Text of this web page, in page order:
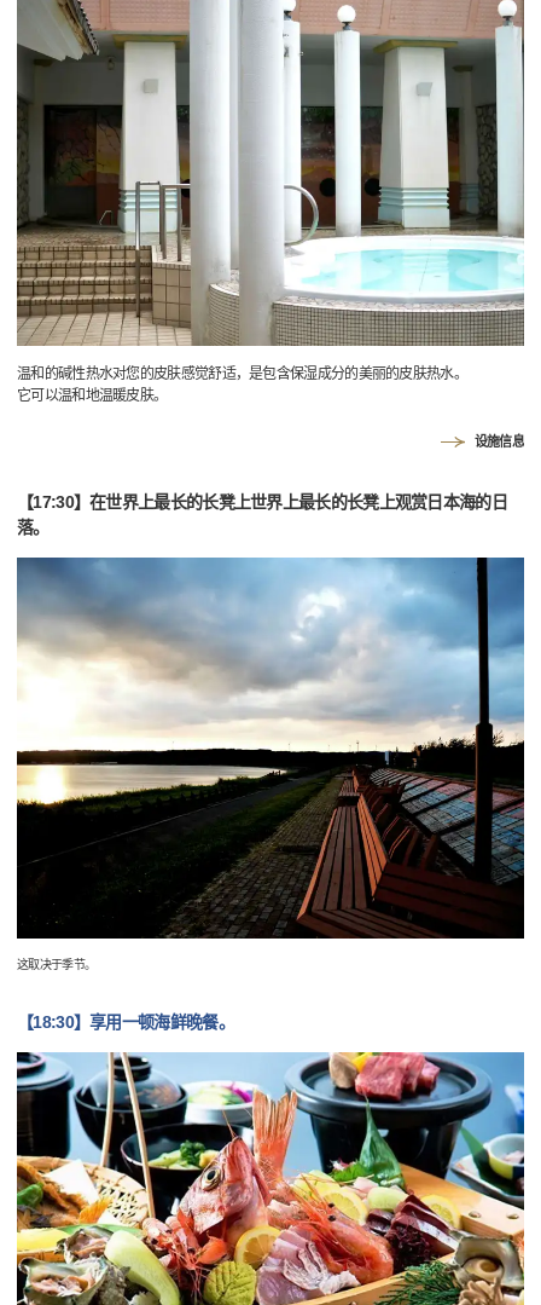
温和的碱性热水对您的皮肤感觉舒适，是包含保湿成分的美丽的皮肤热水。
它可以温和地温暖皮肤。
设施信息
【17:30】在世界上最长的长凳上世界上最长的长凳上观赏日本海的日
落。
这取决于季节。
【18:30】享用一顿海鲜晚餐。